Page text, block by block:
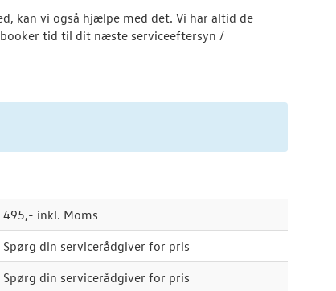
kan vi også hjælpe med det. Vi har altid de
tid til dit næste serviceeftersyn /
495,- inkl. Moms
Spørg din servicerådgiver for pris
Spørg din servicerådgiver for pris